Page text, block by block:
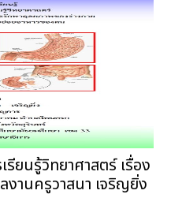
รียนรู้วิทยาศาสตร์ เรื่อง
านครูวาสนา เจริญยิ่ง